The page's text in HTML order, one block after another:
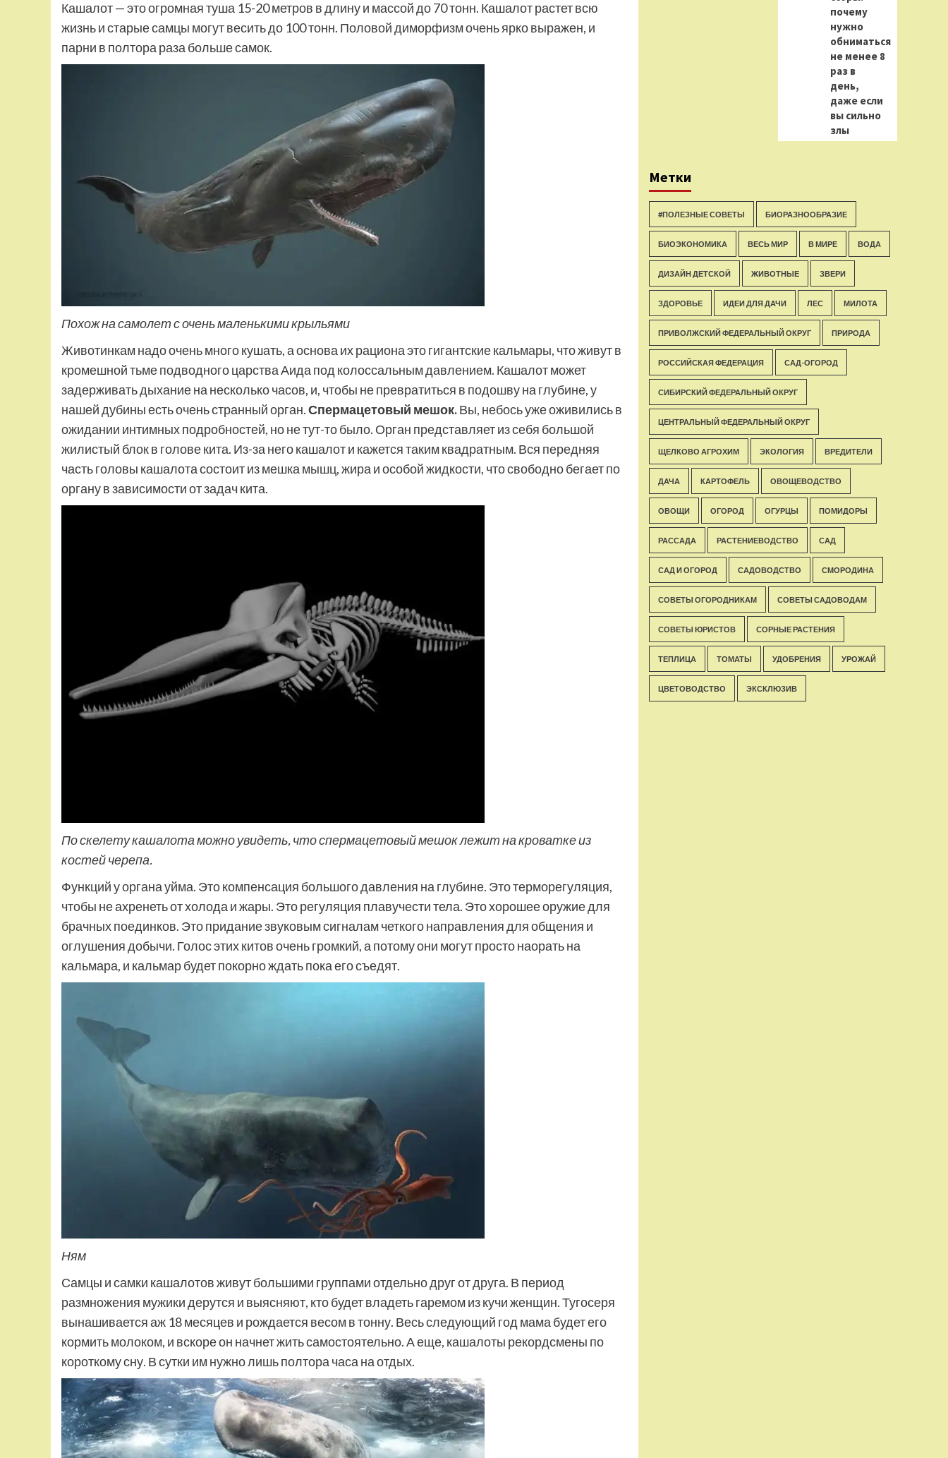
Кашалот — это огромная туша 15-20 метров в длину и массой до 70 тонн. Кашалот растет всю
жизнь и старые самцы могут весить до 100 тонн. Половой диморфизм очень ярко выражен, и
парни в полтора раза больше самок.
Похож на самолет с очень маленькими крыльями
Животинкам надо очень много кушать, а основа их рациона это гигантские кальмары, что живут в
кромешной тьме подводного царства Аида под колоссальным давлением. Кашалот может
задерживать дыхание на несколько часов, и, чтобы не превратиться в подошву на глубине, у
нашей дубины есть очень странный орган.Спермацетовый мешок.Вы, небось уже оживились в
ожидании интимных подробностей, но не тут-то было. Орган представляет из себя большой
жилистый блок в голове кита. Из-за него кашалот и кажется таким квадратным. Вся передняя
часть головы кашалота состоит из мешка мышц, жира и особой жидкости, что свободно бегает по
органу в зависимости от задач кита.
По скелету кашалота можно увидеть, что спермацетовый мешок лежит на кроватке из
костей черепа.
Функций у органа уйма. Это компенсация большого давления на глубине. Это терморегуляция,
чтобы не ахренеть от холода и жары. Это регуляция плавучести тела. Это хорошее оружие для
брачных поединков. Это придание звуковым сигналам четкого направления для общения и
оглушения добычи. Голос этих китов очень громкий, а потому они могут просто наорать на
кальмара, и кальмар будет покорно ждать пока его съедят.
Ням
Самцы и самки кашалотов живут большими группами отдельно друг от друга. В период
размножения мужики дерутся и выясняют, кто будет владеть гаремом из кучи женщин. Тугосеря
вынашивается аж 18 месяцев и рождается весом в тонну. Весь следующий год мама будет его
кормить молоком, и вскоре он начнет жить самостоятельно. А еще, кашалоты рекордсмены по
короткому сну. В сутки им нужно лишь полтора часа на отдых.
почему
нужно
обниматься
не менее 8
раз в
день,
даже если
вы сильно
злы
Метки
#ПОЛЕЗНЫЕ СОВЕТЫ БИОРАЗНООБРАЗИЕ
БИОЭКОНОМИКА ВЕСЬ МИР В МИРЕ ВОДА
ДИЗАЙН ДЕТСКОЙ ЖИВОТНЫЕ ЗВЕРИ
ЗДОРОВЬЕ ИДЕИ ДЛЯ ДАЧИ ЛЕС МИЛОТА
ПРИВОЛЖСКИЙ ФЕДЕРАЛЬНЫЙ ОКРУГ ПРИРОДА
РОССИЙСКАЯ ФЕДЕРАЦИЯ САД-ОГОРОД
СИБИРСКИЙ ФЕДЕРАЛЬНЫЙ ОКРУГ
ЦЕНТРАЛЬНЫЙ ФЕДЕРАЛЬНЫЙ ОКРУГ
ЩЕЛКОВО АГРОХИМ ЭКОЛОГИЯ ВРЕДИТЕЛИ
ДАЧА КАРТОФЕЛЬ ОВОЩЕВОДСТВО
ОВОЩИ ОГОРОД ОГУРЦЫ ПОМИДОРЫ
РАССАДА РАСТЕНИЕВОДСТВО САД
САД И ОГОРОД САДОВОДСТВО СМОРОДИНА
СОВЕТЫ ОГОРОДНИКАМ СОВЕТЫ САДОВОДАМ
СОВЕТЫ ЮРИСТОВ СОРНЫЕ РАСТЕНИЯ
ТЕПЛИЦА ТОМАТЫ УДОБРЕНИЯ УРОЖАЙ
ЦВЕТОВОДСТВО ЭКСКЛЮЗИВ